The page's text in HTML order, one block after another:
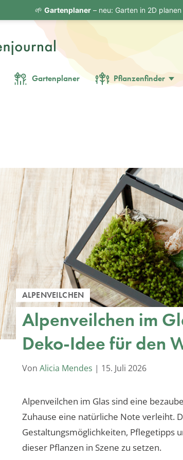
Gartenplaner Pflanzenfinder
ALPENVEILCHEN
Alpenveilchen im
Deko-Idee für den
Von Alicia Mendes | 15. Juli 2026
Alpenveilchen im Glas sind eine
Zuhause eine natürliche Note verleiht.
Gestaltungsmöglichkeiten, Pflegetipps
dieser Pflanzen in Szene zu setzen.
🌱 Gartenplaner– neu: Garten in 2D